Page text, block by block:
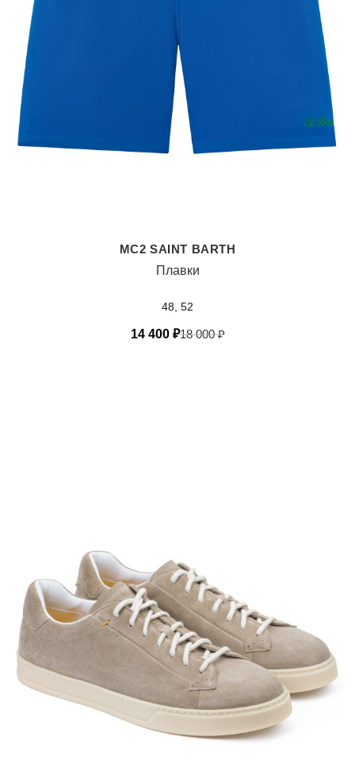
MC2 SAINT BARTH
Плавки
48, 52
14 400 ₽18 000₽